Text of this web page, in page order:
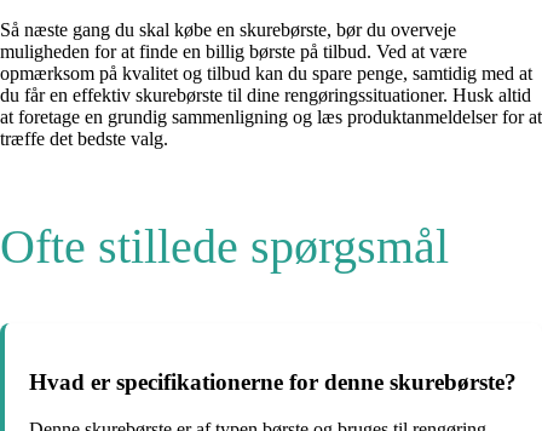
Så næste gang du skal købe en skurebørste, bør du overveje
muligheden for at finde en billig børste på tilbud. Ved at være
opmærksom på kvalitet og tilbud kan du spare penge, samtidig med at
du får en effektiv skurebørste til dine rengøringssituationer. Husk altid
at foretage en grundig sammenligning og læs produktanmeldelser for at
træffe det bedste valg.
Ofte stillede spørgsmål
Hvad er specifikationerne for denne skurebørste?